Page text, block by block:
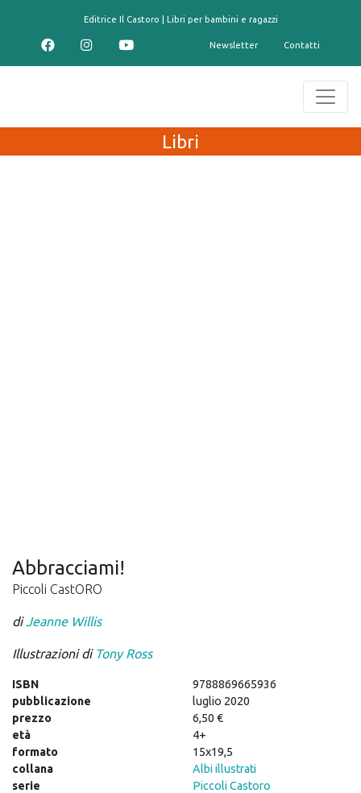
Editrice Il Castoro | Libri per bambini e ragazzi
Newsletter Contatti
Libri
Abbracciami!
Piccoli CastORO
diJeanne Willis
Illustrazioni di Tony Ross
ISBN
9788869665936
pubblicazione
luglio 2020
prezzo
6,50 €
età
4+
formato
15x19,5
collana
Albi illustrati
serie
Piccoli Castoro